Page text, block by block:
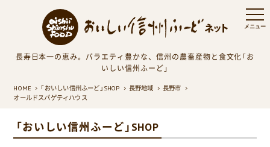
長寿日本一の恵み。バラエティ豊かな、信州の農畜産物と食文化「お
いしい信州ふーど」
HOME 「おいしい信州ふーど」SHOP 長野地域
長野市
オールドスパゲティハウス
「おいしい信州ふーど」SHOP